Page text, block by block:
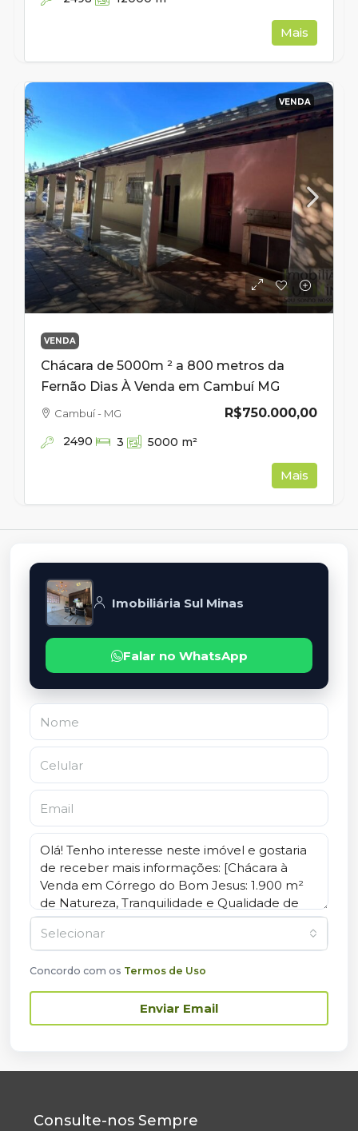
Mais
VENDA
VENDA
Chácara de 5000m ² a 800 metros da
Fernão Dias À Venda em Cambuí MG
R$750.000,00
Cambuí - MG
2490 3 5000 m²
Mais
Imobiliária Sul Minas
Falar no WhatsApp
Selecionar
Concordo com os Termos de Uso
Enviar Email
Consulte-nos Sempre